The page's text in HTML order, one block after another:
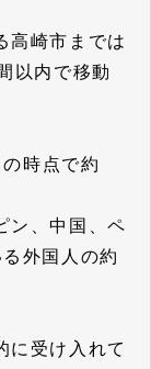
高崎市までは
以内で移動
時点で約
ン、中国、ペ
外国人の約
に受け入れて